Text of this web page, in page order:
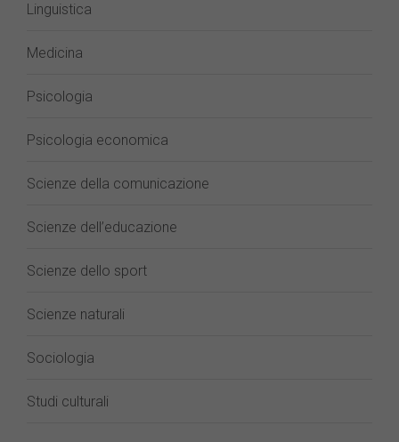
Linguistica
Medicina
Psicologia
Psicologia economica
Scienze della comunicazione
Scienze dell’educazione
Scienze dello sport
Scienze naturali
Sociologia
Studi culturali